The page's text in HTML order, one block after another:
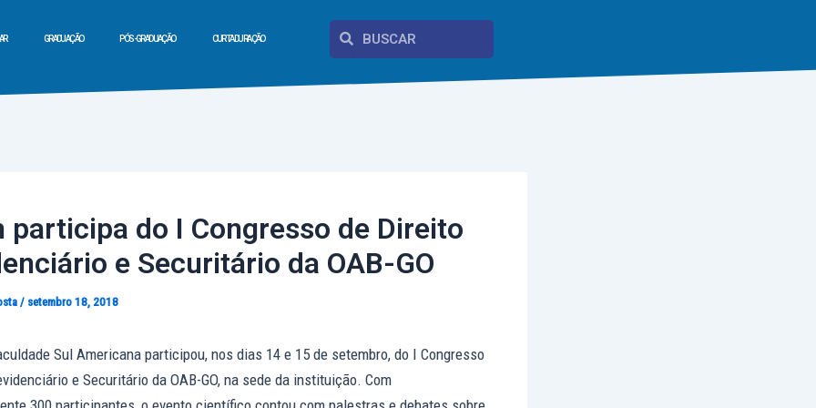
GRADUAÇÃO PÓS-GRADUAÇÃO CURTA DURAÇÃO
PesquisarPesquisar
participa do I Congresso de Direito
e Securitário da OAB-GO
/ setembro 18, 2018
Sul Americana participou, nos dias 14 e 15 de setembro, do I Congresso
e Securitário da OAB-GO, na sede da instituição. Com